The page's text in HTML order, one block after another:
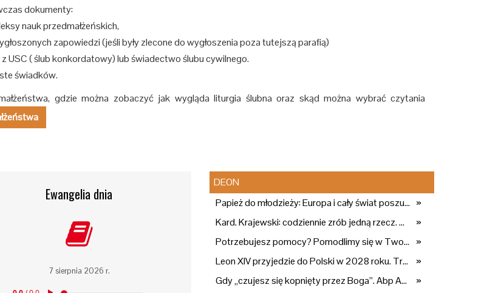
dokumenty:
nauk przedmałżeńskich,
zapowiedzi (jeśli były zlecone do wygłoszenia poza tutejszą parafią)
USC ( ślub konkordatowy) lub świadectwo ślubu cywilnego.
świadków.
gdzie można zobaczyć jak wygląda liturgia ślubna oraz skąd można wybrać czytania
Ewangelia dnia
7 sierpnia 2026 r.
DEON
»
Papież do młodzieży: Europa i cały świat poszukują pośród was nowych świętych
»
Kard. Krajewski: codziennie zrób jedną rzecz. Zobaczysz, co stanie się z twoim życiem
»
Potrzebujesz pomocy? Pomodlimy się w Twojej intencji
»
Leon XIV przyjedzie do Polski w 2028 roku. Trwają przygotowania do papieskiej pielgrzymki
»
Gdy „czujesz się kopnięty przez Boga”. Abp Adrian Galbas: Pan Bóg nie zabierze szpili